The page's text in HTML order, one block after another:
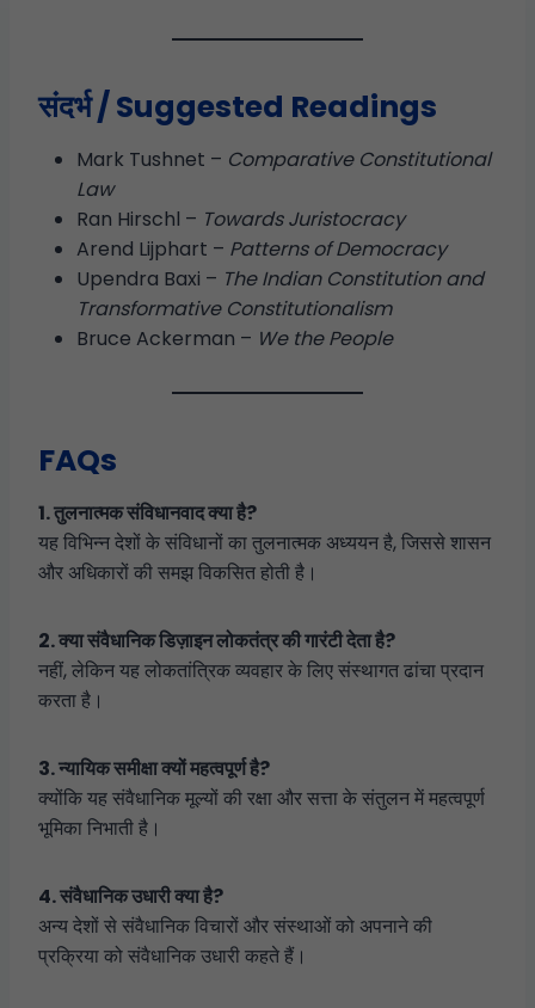
संदर्भ / Suggested Readings
Mark Tushnet – Comparative Constitutional
Law
Ran Hirschl – Towards Juristocracy
Arend Lijphart – Patterns of Democracy
Upendra Baxi – The Indian Constitution and
Transformative Constitutionalism
Bruce Ackerman – We the People
FAQs
1. तुलनात्मक संविधानवाद क्या है?
यह विभिन्न देशों के संविधानों का तुलनात्मक अध्ययन है, जिससे शासन
और अधिकारों की समझ विकसित होती है।
2. क्या संवैधानिक डिज़ाइन लोकतंत्र की गारंटी देता है?
नहीं, लेकिन यह लोकतांत्रिक व्यवहार के लिए संस्थागत ढांचा प्रदान
करता है।
3. न्यायिक समीक्षा क्यों महत्वपूर्ण है?
क्योंकि यह संवैधानिक मूल्यों की रक्षा और सत्ता के संतुलन में महत्वपूर्ण
भूमिका निभाती है।
4. संवैधानिक उधारी क्या है?
अन्य देशों से संवैधानिक विचारों और संस्थाओं को अपनाने की
प्रक्रिया को संवैधानिक उधारी कहते हैं।